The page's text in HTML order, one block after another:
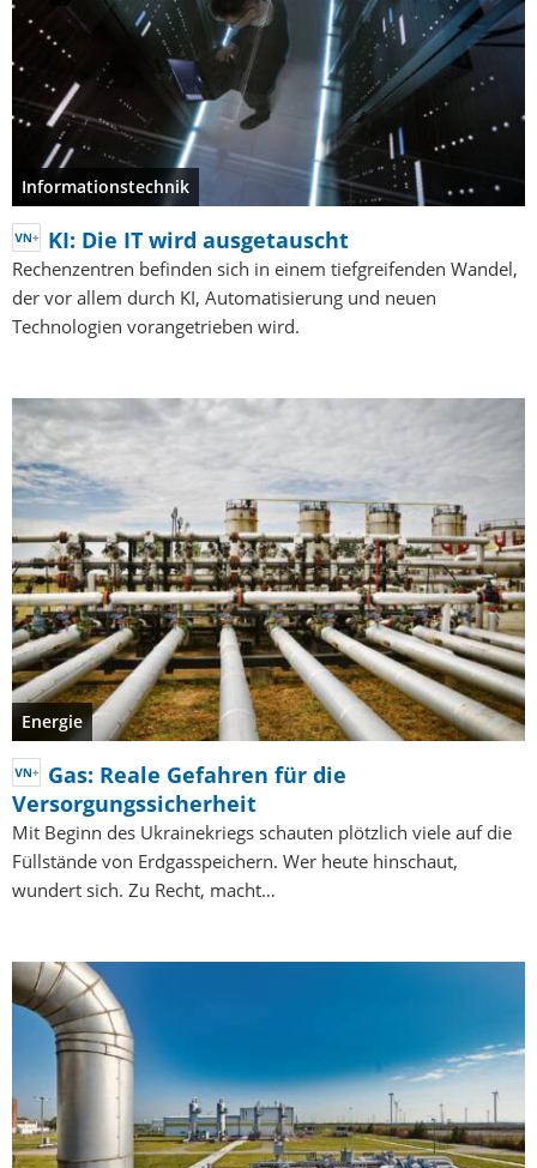
Informationstechnik
KI: Die IT wird ausgetauscht
Rechenzentren befinden sich in einem tiefgreifenden Wandel,
der vor allem durch KI, Automatisierung und neuen
Technologien vorangetrieben wird.
Energie
Gas: Reale Gefahren für die
Versorgungssicherheit
Mit Beginn des Ukrainekriegs schauten plötzlich viele auf die
Füllstände von Erdgasspeichern. Wer heute hinschaut,
wundert sich. Zu Recht, macht…